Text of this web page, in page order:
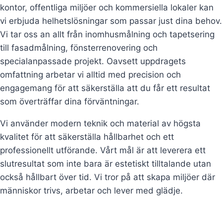
kontor, offentliga miljöer och kommersiella lokaler kan
vi erbjuda helhetslösningar som passar just dina behov.
Vi tar oss an allt från inomhusmålning och tapetsering
till fasadmålning, fönsterrenovering och
specialanpassade projekt. Oavsett uppdragets
omfattning arbetar vi alltid med precision och
engagemang för att säkerställa att du får ett resultat
som överträffar dina förväntningar.
Vi använder modern teknik och material av högsta
kvalitet för att säkerställa hållbarhet och ett
professionellt utförande. Vårt mål är att leverera ett
slutresultat som inte bara är estetiskt tilltalande utan
också hållbart över tid. Vi tror på att skapa miljöer där
människor trivs, arbetar och lever med glädje.